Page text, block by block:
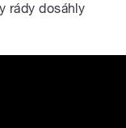
rády dosáhly